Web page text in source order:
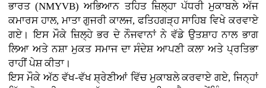
ਭਾਰਤ (NMYVB) ਅਭਿਆਨ ਤਹਿਤ ਜ਼ਿਲ੍ਹਾ ਪੱਧਰੀ ਮੁਕਾਬਲੇ ਅੱਜ
ਕਮਾਰਸ ਹਾਲ, ਮਾਤਾ ਗੁਜਰੀ ਕਾਲਜ, ਫਤਿਹਗੜ੍ਹ ਸਾਹਿਬ ਵਿਖੇ ਕਰਵਾਏ
ਗਏ। ਇਸ ਮੌਕੇ ਜ਼ਿਲ੍ਹੇ ਭਰ ਦੇ ਨੌਜਵਾਨਾਂ ਨੇ ਵੱਡੇ ਉਤਸ਼ਾਹ ਨਾਲ ਭਾਗ
ਲਿਆ ਅਤੇ ਨਸ਼ਾ ਮੁਕਤ ਸਮਾਜ ਦਾ ਸੰਦੇਸ਼ ਆਪਣੀ ਕਲਾ ਅਤੇ ਪ੍ਰਤਿਭਾ
ਰਾਹੀਂ ਪੇਸ਼ ਕੀਤਾ।
ਇਸ ਮੌਕੇ ਅੱਠ ਵੱਖ-ਵੱਖ ਸ਼੍ਰੇਣੀਆਂ ਵਿੱਚ ਮੁਕਾਬਲੇ ਕਰਵਾਏ ਗਏ, ਜਿਨ੍ਹਾਂ